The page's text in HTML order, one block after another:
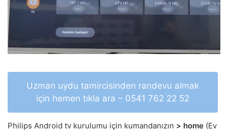
Uzman uydu tamircisinden randevu almak
için hemen tıkla ara – 0541 762 22 52
Philips Android tv kurulumu için kumandanızın > home (Ev